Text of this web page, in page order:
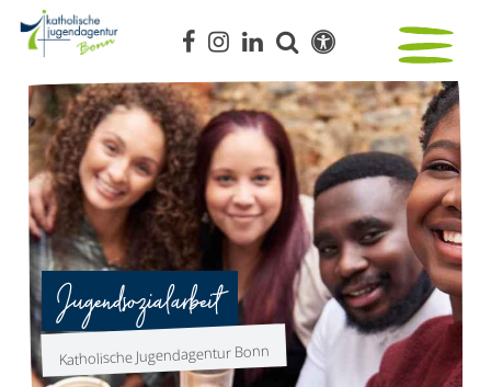
Jugendsozialarbeit
Katholische Jugendagentur Bonn